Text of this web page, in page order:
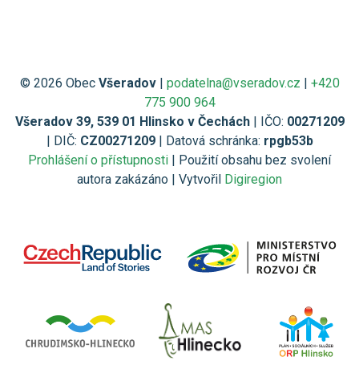
© 2026 Obec Všeradov| podatelna@vseradov.cz | +420
775 900 964
Všeradov 39, 539 01 Hlinsko v Čechách| IČO: 00271209
| DIČ: CZ00271209| Datová schránka: rpgb53b
Prohlášení o přístupnosti | Použití obsahu bez svolení
autora zakázáno | Vytvořil Digiregion